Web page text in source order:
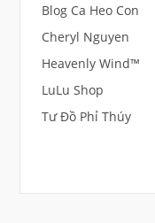
Blog Ca Heo Con
Cheryl Nguyen
Heavenly Wind™
LuLu Shop
Tư Đồ Phỉ Thúy